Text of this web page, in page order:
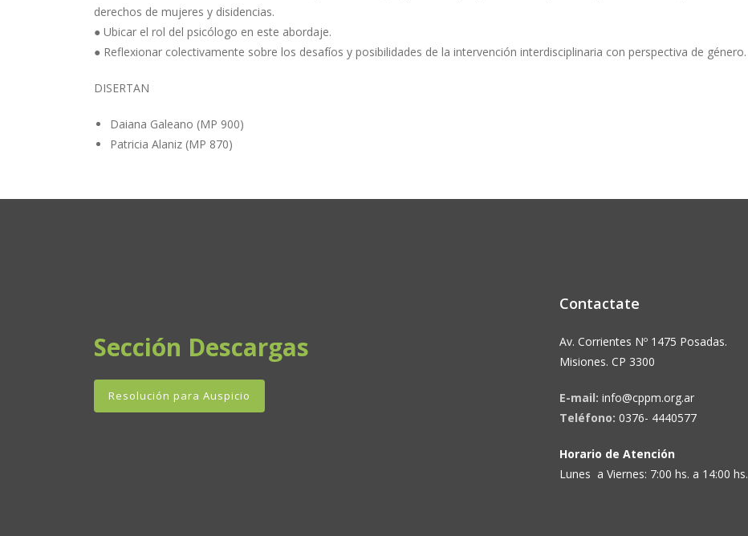
derechos de mujeres y disidencias.
● Ubicar el rol del psicólogo en este abordaje.
● Reflexionar colectivamente sobre los desafíos y posibilidades de la intervención interdisciplinaria con perspectiva de género.
DISERTAN
Daiana Galeano (MP 900)
Patricia Alaniz (MP 870)
Sección Descargas
Resolución para Auspicio
Contactate
Av. Corrientes Nº 1475 Posadas.
Misiones. CP 3300
E-mail: info@cppm.org.ar
Teléfono: 0376- 4440577
Horario de Atención
Lunes a Viernes: 7:00 hs. a 14:00 hs.